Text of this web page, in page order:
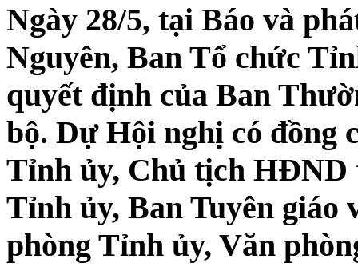
Ngày 28/5, tại Báo và
Nguyên, Ban Tổ chức
quyết định của Ban
bộ. Dự Hội nghị có đồng
Tỉnh ủy, Chủ tịch HĐND
Tỉnh ủy, Ban Tuyên giáo
phòng Tỉnh ủy, Văn